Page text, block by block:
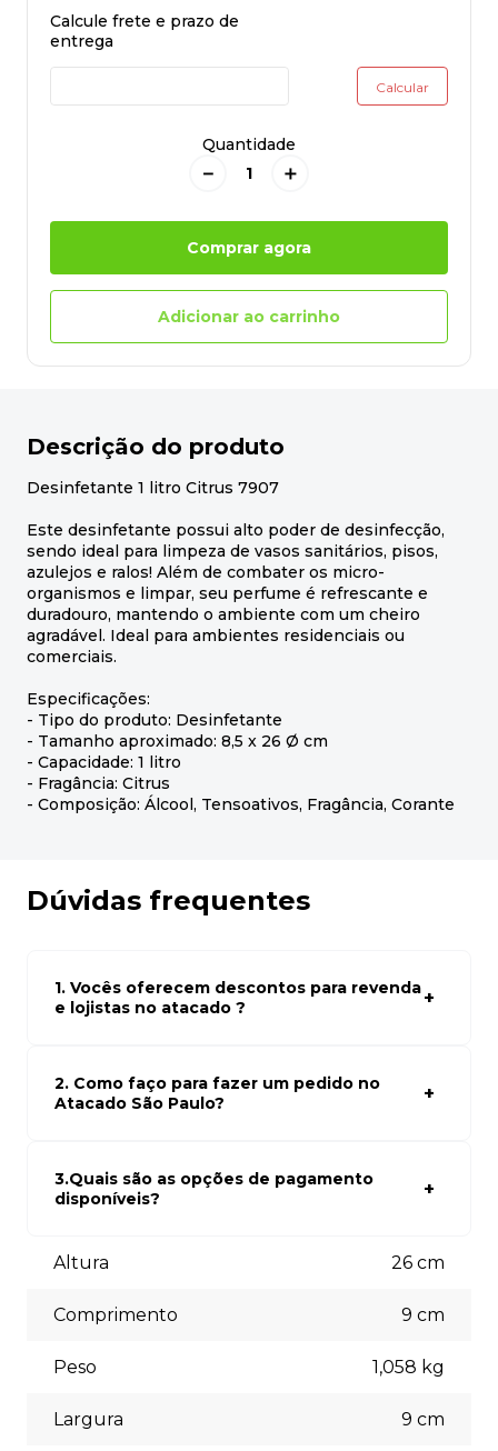
Quantidade
＋
－
Comprar agora
Adicionar ao carrinho
Descrição do produto
Desinfetante 1 litro Citrus 7907
Este desinfetante possui alto poder de desinfecção,
sendo ideal para limpeza de vasos sanitários, pisos,
azulejos e ralos! Além de combater os micro-
organismos e limpar, seu perfume é refrescante e
duradouro, mantendo o ambiente com um cheiro
agradável. Ideal para ambientes residenciais ou
comerciais.
Especificações:
- Tipo do produto: Desinfetante
- Tamanho aproximado: 8,5 x 26 Ø cm
- Capacidade: 1 litro
- Fragância: Citrus
- Composição: Álcool, Tensoativos, Fragância, Corante
Dúvidas frequentes
1. Vocês oferecem descontos para revenda
e lojistas no atacado ?
atacado empresas e compre com os melhores preços
para seu modelo de negócio
2. Como faço para fazer um pedido no
Atacado São Paulo?
carrinho. Em seguida, siga as instruções para finalizar a
compra. Se precisar de ajuda, nossa equipe de suporte
está à disposição para auxiliá-lo.
3.Quais são as opções de pagamento
disponíveis?
(5% off) cartões de crédito, boleto bancário. Você pode
escolher a opção que melhor se adapte às suas
Altura 26 cm
Comprimento 9 cm
Peso 1,058 kg
Largura 9 cm